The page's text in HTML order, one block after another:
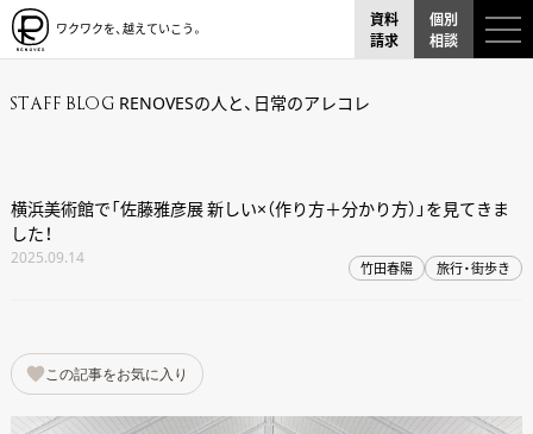
ワクワクを、越えていこう。
資料
請求
個別
相談
STAFF BLOG RENOVESの人と、日常のアレコレ
横浜美術館で「佐藤雅彦展 新しい×（作り方＋分かり方）」を見てきま
した！
2025.09.14
竹田春陽 旅行・街歩き
この記事をお気に入り